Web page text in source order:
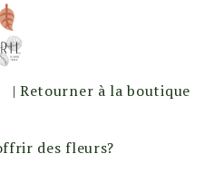
| Retourner à la boutique
des fleurs?